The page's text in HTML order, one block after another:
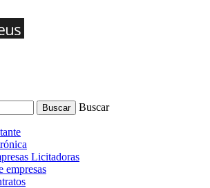
Buscar
Licitadoras
empresas